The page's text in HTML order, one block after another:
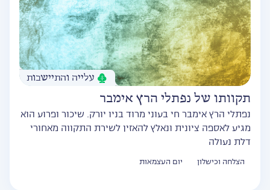
עלייה והתיישבות
תקוותו של נפתלי הרץ אימבר
נפתלי הרץ אימבר חי בעוני מרוד בניו יורק. שיכור ופרוע הוא
מגיע לאספה ציונית ונאלץ להאזין לשירת התקווה מאחורי
דלת נעולה
הצלחה וכישלון יום העצמאות